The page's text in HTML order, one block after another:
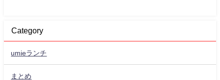
Category
umieランチ
まとめ